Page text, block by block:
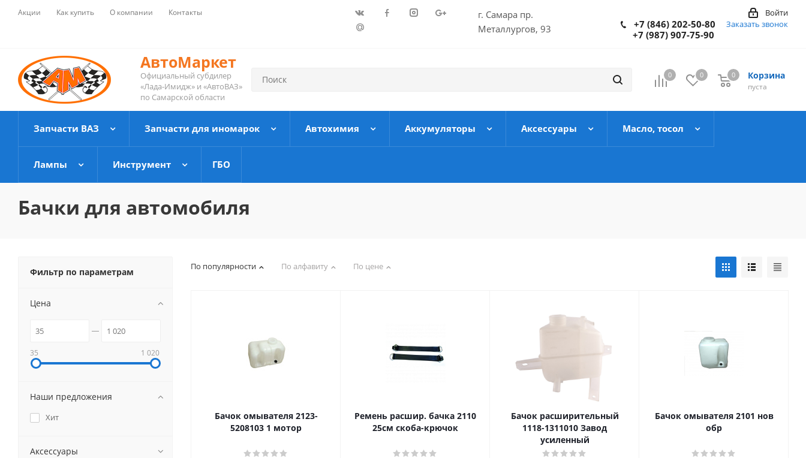
Акции Как купить О компании Контакты
г. Самара пр.
Металлургов, 93
Войти
+7 (846) 202-50-80
+7 (987) 907-75-90
Заказать звонок
АвтоМаркет
Официальный субдилер
«Лада-Имидж» и «АвтоВАЗ»
по Самарской области
0 0 Корзина
пуста
0
Запчасти ВАЗ Запчасти для иномарок Автохимия Аккумуляторы Аксессуары Масло, тосол
Лампы Инструмент ГБО
Бачки для автомобиля
По популярности По алфавиту По цене
Бачок омывателя 2123-
5208103 1 мотор
Ремень расшир. бачка 2110
25см скоба-крючок
Бачок расширительный
1118-1311010 Завод
усиленный
Бачок омывателя 2101 нов
обр
Фильтр по параметрам
Цена
35 1 020
Наши предложения
Хит
Аксессуары